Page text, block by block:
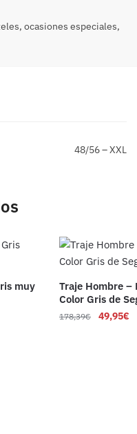
ocasiones especiales,
48/56 – XXL
muy
Traje Hombre –
Color Gris de
178,39€ 49,95€